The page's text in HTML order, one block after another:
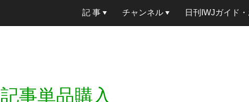
記 事 チャンネル 日刊IWJガイド
記事単品購入